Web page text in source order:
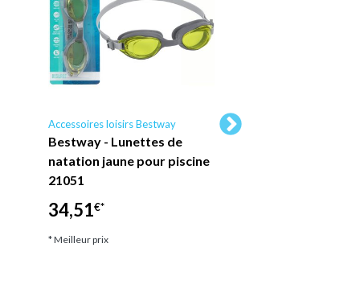
Accessoires loisirs Bestway
Bestway - Lunettes de
natation jaune pour piscine
21051
34,51€*
* Meilleur prix